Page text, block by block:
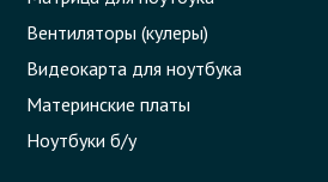
Вентиляторы (кулеры)
Видеокарта для ноутбука
Материнские платы
Ноутбуки б/у